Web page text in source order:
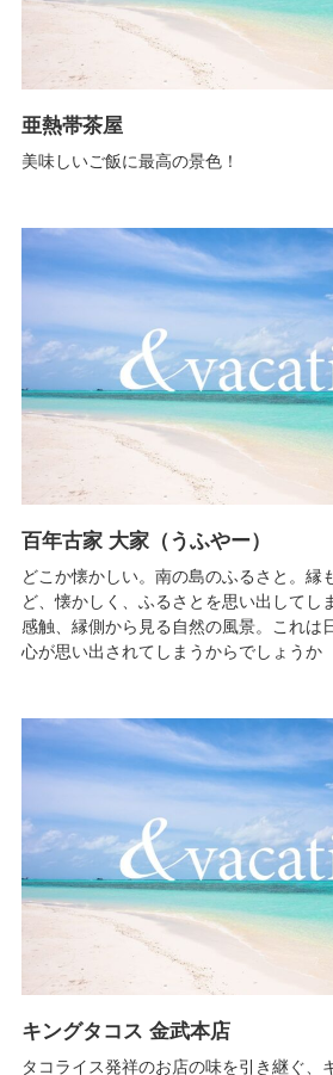
亜熱帯茶屋
美味しいご飯に最高の景色！
百年古家 大家（うふやー）
どこか懐かしい。南の島のふるさと。縁
ど、懐かしく、ふるさとを思い出してし
感触、縁側から見る自然の風景。これは
心が思い出されてしまうからでしょうか
キングタコス 金武本店
タコライス発祥のお店の味を引き継ぐ、